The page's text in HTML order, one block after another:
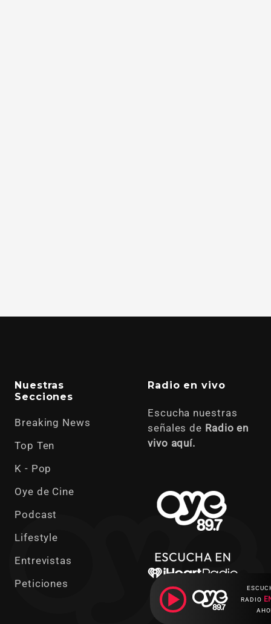
RADIO
Nuestras
Secciones
Breaking News
Top Ten
K - Pop
Oye de Cine
Podcast
Lifestyle
Entrevistas
Peticiones
Radio en vivo
Escucha nuestras
señales de Radio en
vivo aquí.